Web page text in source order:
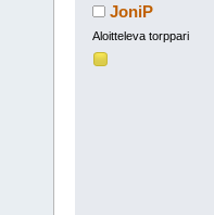
JoniP
Aloitteleva torppari